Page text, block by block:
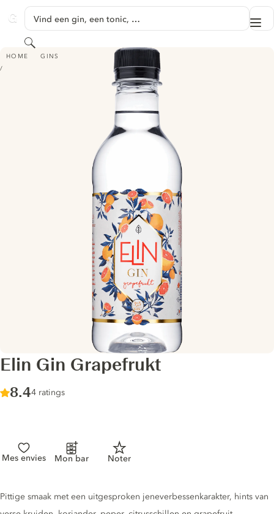
GINVENTORY
Vind een gin, een tonic, …
Zoeken
HOME GINS
ELIN GIN GRAPEFRUKT
Elin Gin Grapefrukt
Score :
8.4/ 10
4 ratings
Mes envies Mon bar Noter
Gin description
Pittige smaak met een uitgesproken jeneverbessenkarakter, hints van